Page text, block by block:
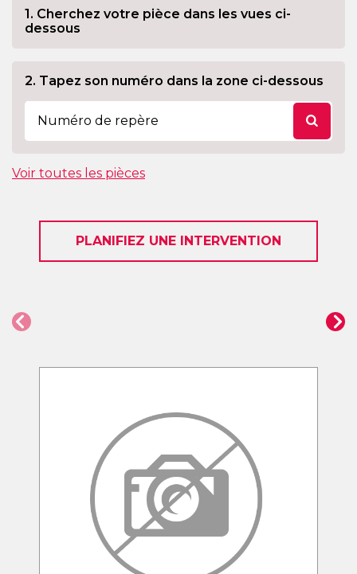
1. Cherchez votre pièce dans les vues ci-
dessous
2. Tapez son numéro dans la zone ci-dessous
Voir toutes les pièces
PLANIFIEZ UNE INTERVENTION